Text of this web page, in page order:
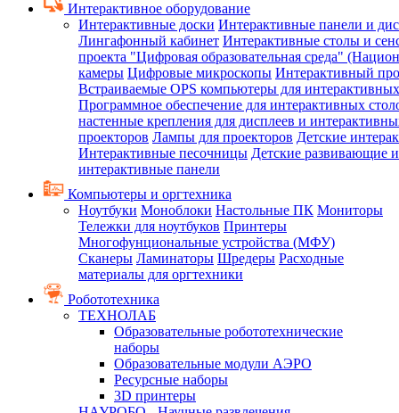
Интерактивное оборудование
Интерактивные доски Интерактивные панели и
Лингафонный кабинет Интерактивные столы и
проекта "Цифровая образовательная среда"
камеры Цифровые микроскопы Интерактивный
Встраиваемые OPS компьютеры для
Программное обеспечение для интерактивных
настенные крепления для дисплеев и
проекторов Лампы для проекторов Детские
Интерактивные песочницы Детские развивающие
интерактивные панели
Компьютеры и оргтехника
Ноутбуки Моноблоки Настольные ПК Мониторы
Тележки для ноутбуков Принтеры
Многофунциональные устройства (МФУ)
Сканеры Ламинаторы Шредеры Расходные
материалы для оргтехники
Робототехника
ТЕХНОЛАБ
Образовательные робототехнические
наборы
Образовательные модули АЭРО
Ресурсные наборы
3D принтеры